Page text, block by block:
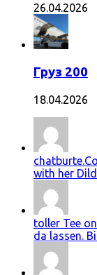
26.04.2026
Груз 200
18.04.2026
with her
toller Tee
da lassen.